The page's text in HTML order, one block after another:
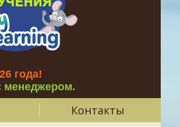
года!
менеджером.
Контакты